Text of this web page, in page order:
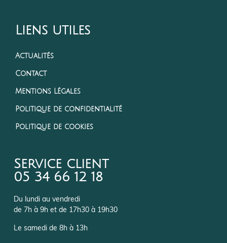
Liens utiles
Actualités
Contact
Mentions Légales
Politique de confidentialité
Politique de cookies
Service client
05 34 66 12 18
Du lundi au vendredi
de 7h à 9h et de 17h30 à 19h30
Le samedi de 8h à 13h